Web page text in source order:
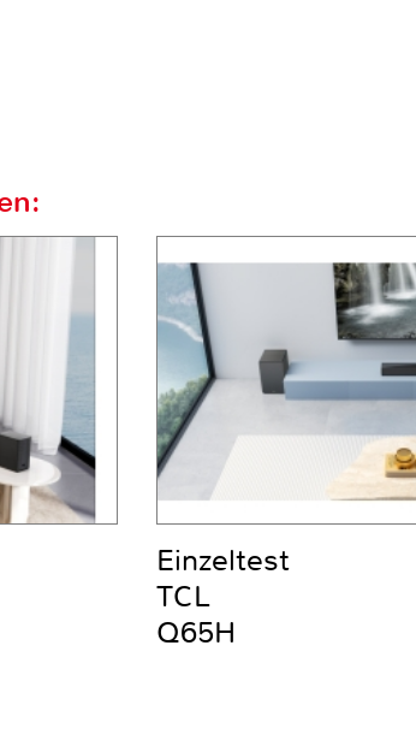
Einzeltest
TCL
Q65H